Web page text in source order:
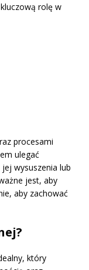
rolę w
procesami
ulegać
wysuszenia lub
jest, aby
aby zachować
który